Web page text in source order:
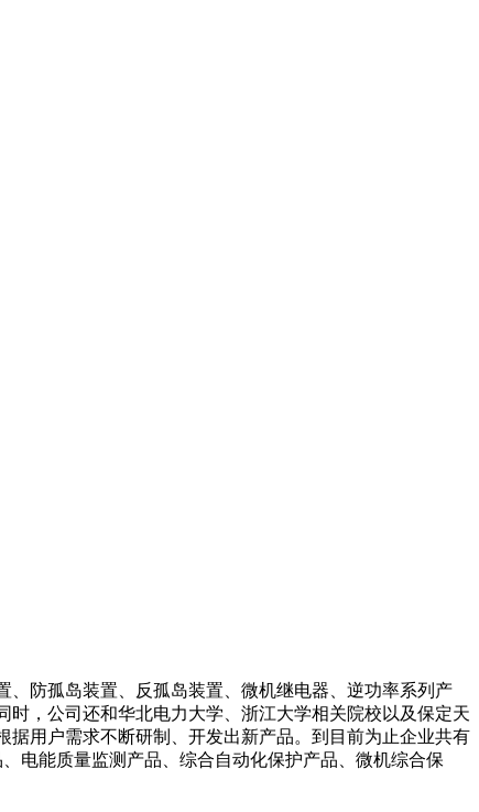
防孤岛装置、反孤岛装置、微机继电器、逆功率系列产
，公司还和华北电力大学、浙江大学相关院校以及保定天
用户需求不断研制、开发出新产品。到目前为止企业共有
电能质量监测产品、综合自动化保护产品、微机综合保